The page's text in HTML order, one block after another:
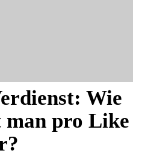
Wie
pro Like